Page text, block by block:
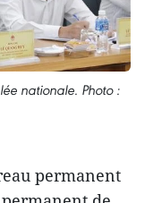
nationale. Photo :
permanent